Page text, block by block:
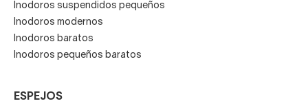
Inodoros suspendidos pequeños
Inodoros modernos
Inodoros baratos
Inodoros pequeños baratos
ESPEJOS